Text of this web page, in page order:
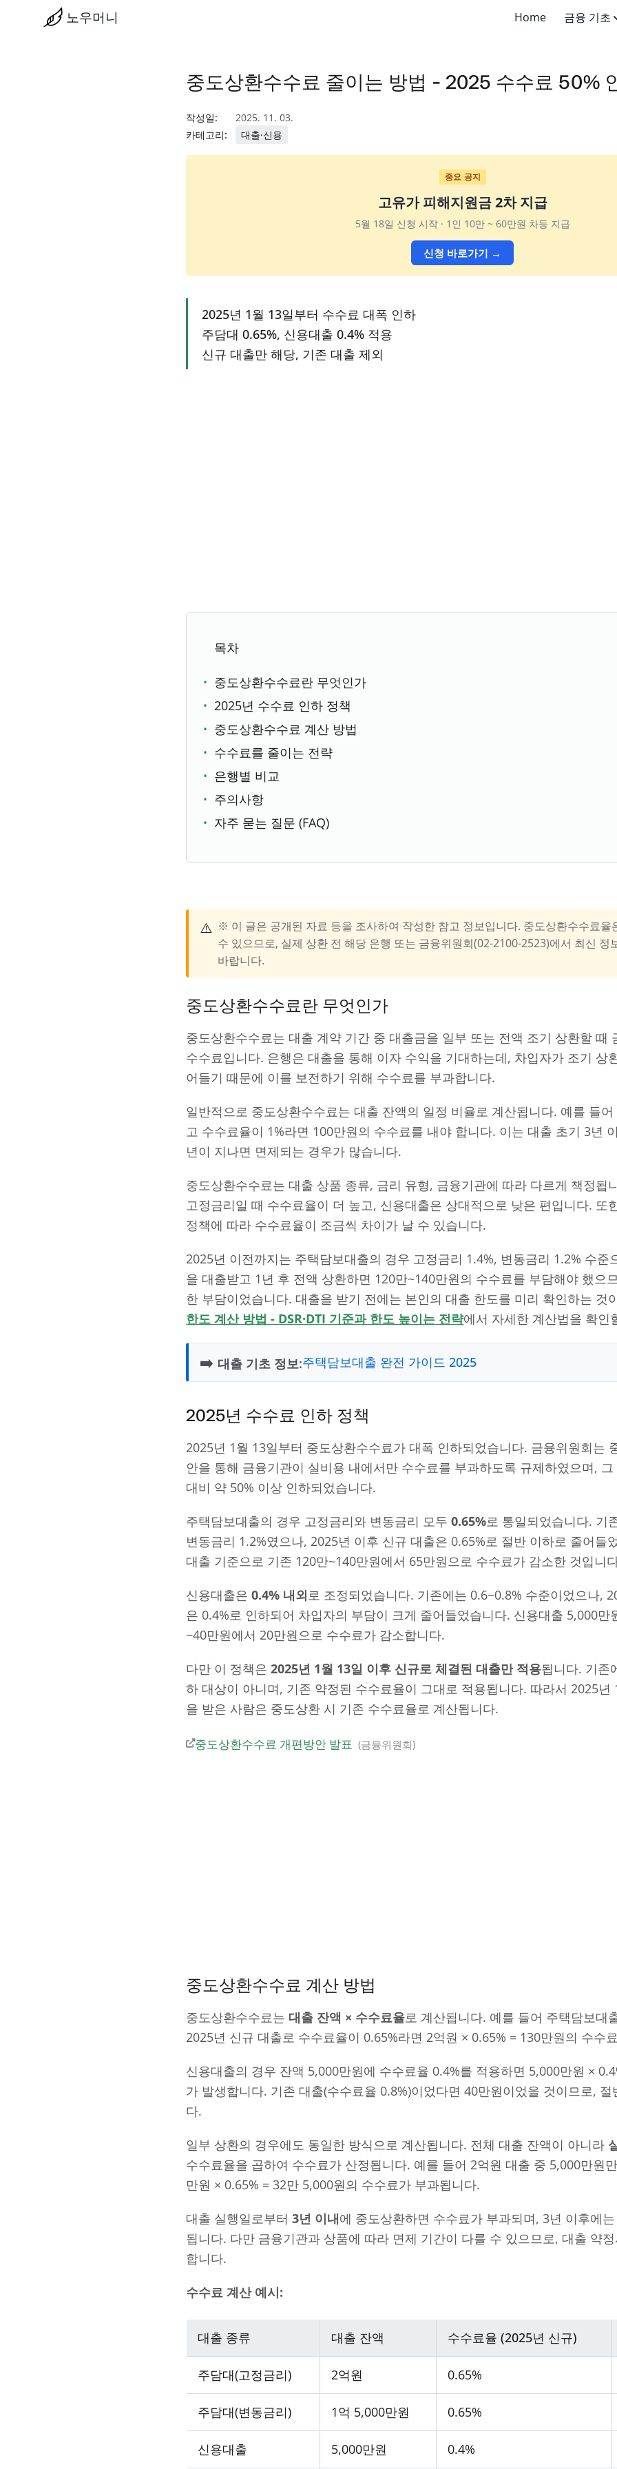
노우머니 Home 금융 기초
금융 서비스
중도상환수수료 줄이는 방법 - 2025 수수료 50%
작성일:
2025. 11. 03.
카테고리:
대출·신용
중요 공지
고유가 피해지원금 2차 지급
5월 18일 신청 시작 · 1인 10만 ~ 60만원 차등 지급
신청 바로가기 →
2025년 1월 13일부터 수수료 대폭 인하
주담대 0.65%, 신용대출 0.4% 적용
신규 대출만 해당, 기존 대출 제외
목차
중도상환수수료란 무엇인가
2025년 수수료 인하 정책
중도상환수수료 계산 방법
수수료를 줄이는 전략
은행별 비교
주의사항
자주 묻는 질문 (FAQ)
⚠️ ※ 이 글은 공개된 자료 등을 조사하여 작성한 참고 정보입니다. 중도상환수수료율
수 있으므로, 실제 상환 전 해당 은행 또는 금융위원회(02-2100-2523)에서 최신 정
바랍니다.
중도상환수수료란 무엇인가
중도상환수수료는 대출 계약 기간 중 대출금을 일부 또는 전액 조기 상환할 때
수수료입니다. 은행은 대출을 통해 이자 수익을 기대하는데, 차입자가 조기 상
어들기 때문에 이를 보전하기 위해 수수료를 부과합니다.
일반적으로 중도상환수수료는 대출 잔액의 일정 비율로 계산됩니다. 예를 들
고 수수료율이 1%라면 100만원의 수수료를 내야 합니다. 이는 대출 초기 3년
년이 지나면 면제되는 경우가 많습니다.
중도상환수수료는 대출 상품 종류, 금리 유형, 금융기관에 따라 다르게 책정됩
고정금리일 때 수수료율이 더 높고, 신용대출은 상대적으로 낮은 편입니다. 또
정책에 따라 수수료율이 조금씩 차이가 날 수 있습니다.
2025년 이전까지는 주택담보대출의 경우 고정금리 1.4%, 변동금리 1.2% 수준
을 대출받고 1년 후 전액 상환하면 120만~140만원의 수수료를 부담해야 했으
한 부담이었습니다. 대출을 받기 전에는 본인의 대출 한도를 미리 확인하는 것
한도 계산 방법 - DSR·DTI 기준과 한도 높이는 전략에서 자세한 계산법을 확인
➡️ 대출 기초 정보:주택담보대출 완전 가이드 2025
2025년 수수료 인하 정책
2025년 1월 13일부터 중도상환수수료가 대폭 인하되었습니다. 금융위원회는
안을 통해 금융기관이 실비용 내에서만 수수료를 부과하도록 규제하였으며,
대비 약 50% 이상 인하되었습니다.
주택담보대출의 경우 고정금리와 변동금리 모두0.65%로 통일되었습니다. 기
변동금리 1.2%였으나, 2025년 이후 신규 대출은 0.65%로 절반 이하로 줄어들
대출 기준으로 기존 120만~140만원에서 65만원으로 수수료가 감소한 것입니
신용대출은0.4% 내외 로 조정되었습니다. 기존에는 0.6~0.8% 수준이었으나,
은 0.4%로 인하되어 차입자의 부담이 크게 줄어들었습니다. 신용대출 5,000만
~40만원에서 20만원으로 수수료가 감소합니다.
다만 이 정책은2025년 1월 13일 이후 신규로 체결된 대출만 적용됩니다. 기존
하 대상이 아니며, 기존 약정된 수수료율이 그대로 적용됩니다. 따라서 2025년
을 받은 사람은 중도상환 시 기존 수수료율로 계산됩니다.
중도상환수수료 개편방안 발표 금융위원회
중도상환수수료 계산 방법
중도상환수수료는 대출 잔액 × 수수료율로 계산됩니다. 예를 들어 주택담보대
2025년 신규 대출로 수수료율이 0.65%라면 2억원 × 0.65% = 130만원의 수수
신용대출의 경우 잔액 5,000만원에 수수료율 0.4%를 적용하면 5,000만원 ×
가 발생합니다. 기존 대출(수수료율 0.8%)이었다면 40만원이었을 것이므로,
다.
일부 상환의 경우에도 동일한 방식으로 계산됩니다. 전체 대출 잔액이 아니라
수수료율을 곱하여 수수료가 산정됩니다. 예를 들어 2억원 대출 중 5,000만원
만원 × 0.65% = 32만 5,000원의 수수료가 부과됩니다.
대출 실행일로부터3년 이내에 중도상환하면 수수료가 부과되며, 3년 이후에
됩니다. 다만 금융기관과 상품에 따라 면제 기간이 다를 수 있으므로, 대출 약
합니다.
수수료 계산 예시:
대출 종류 대출 잔액 수수료율 (2025년 신규)
주담대(고정금리) 2억원 0.65%
주담대(변동금리) 1억 5,000만원 0.65%
신용대출 5,000만원 0.4%